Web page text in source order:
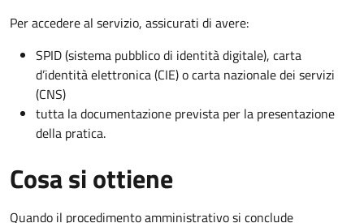
Per accedere al servizio, assicurati di avere:
SPID (sistema pubblico di identità digitale), carta
d’identità elettronica (CIE) o carta nazionale dei servizi
(CNS)
tutta la documentazione prevista per la presentazione
della pratica.
Cosa si ottiene
Quando il procedimento amministrativo si conclude